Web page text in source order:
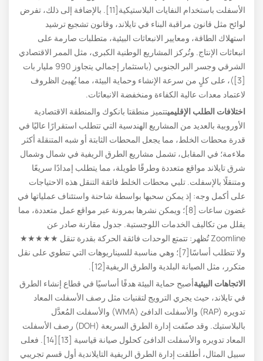
الأسفلت باستخدام النفايات البلاستيكية[11]. بالإضافة إلى ذلك، تفرض
لوائح مثل قانون مراقبة البناء في تايلاند، وقانون تشجيع ترشيد
استهلاك الطاقة، ومعايير الانبعاثات البيئية، متطلبات صارمة على
انبعاثات الإنتاج. وتُركز المشاريع الوطنية الكبرى، مثل الممر الاقتصادي
الشرقي وجسر البر الجنوبي (باستثمار إجمالي يتجاوز 990 مليار بات
[3])، على كلٍ من سرعة الإنشاء وحماية البيئة، مما يُهيئ الظروف
لاعتماد معدات عالية الكفاءة ومنخفضة الانبعاثات.
اختلافات الطلب الإقليميتتميز منطقتا بانكوك والمنطقة الاقتصادية
الأوروبية بالعديد من المشاريع الهندسية التي تتطلب استقرارًا عاليًا في
قدرة محطات الخلط، مما يجعل المحطات الثابتة أو شبه المتنقلة أكثر
ملاءمة؛ في المقابل، تشمل مشاريع الطرق الريفية في شمال وشمال
شرق تايلاند مواقع متعددة وطرقًا طويلة، مما يتطلب إمدادًا سريعًا
ومتنقلًا بالإسفلت. تلبي محطات الخلط فائقة التنقل هذه الاحتياجات
على أكمل وجه: إذ يمكن سحبها بواسطة شاحنة واستئناف عملياتها في
غضون ساعات [8]؛ ويمكن نشرها بمرونة عبر مواقع عمل متعددة، مما
يقلل من تكاليف الخدمات اللوجستية. جدول مقارنة صادر عن
Zoomline تُظهر: تتمتع الوحدات فائقة الحركة بقدرة تنقل ★★★★★
ولا تتطلب أساسًا[7]؛ وهي مناسبة للسيناريوهات التي تنطوي على نقل
متكرر، مثل الصيانة البلدية والطرق الريفية[12].
الاتجاهات البيئيةأصبح حماية البيئة هدفًا أساسيًا في قطاع إنشاء الطرق
في تايلاند، حيث يجري الترويج لتقنيات مثل رصف الأسفلت المعاد
تدويره (RAP) والأسفلت الدافئ (WMA) والأسفلت المُعدَّل
بالبلاستيك. وقد صنّفت إدارة الطرق السريعة (DOH) رصف الأسفلت
المعاد تدويره والأسفلت الدافئ كحلول صيانة قياسية [13][14]. فعلى
سبيل المثال، أطلقت إدارة الطرق الريفية التايلاندية أول قسم تجريبي